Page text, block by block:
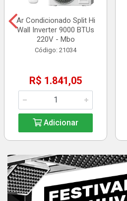
Ar Condicionado Split Hi
Wall Inverter 9000 BTUs
220V - Mbo
Código: 21034
R$ 1.841,05
Adicionar